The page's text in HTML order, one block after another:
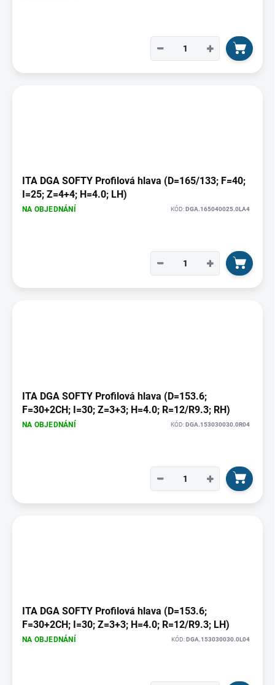
+
−
ITA DGA SOFTY Profilová hlava (D=165/133; F=40;
I=25; Z=4+4; H=4.0; LH)
NA OBJEDNÁNÍ KÓD:DGA.165040025.0LA4
+
−
ITA DGA SOFTY Profilová hlava (D=153.6;
F=30+2CH; I=30; Z=3+3; H=4.0; R=12/R9.3; RH)
NA OBJEDNÁNÍ KÓD:DGA.153030030.0R04
+
−
ITA DGA SOFTY Profilová hlava (D=153.6;
F=30+2CH; I=30; Z=3+3; H=4.0; R=12/R9.3; LH)
NA OBJEDNÁNÍ KÓD:DGA.153030030.0L04